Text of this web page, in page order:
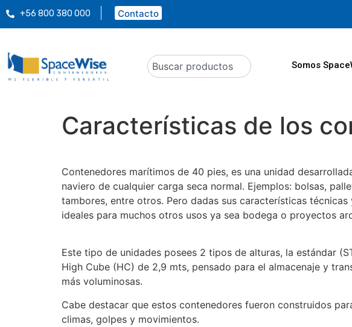
+56 800 380 000 Contacto
Somos
Características de los
Contenedores marítimos de 40 pies, es una unidad
naviero de cualquier carga seca normal. Ejemplos: bolsas,
tambores, entre otros. Pero dadas sus características
ideales para muchos otros usos ya sea bodega o proyectos
Este tipo de unidades posees 2 tipos de alturas, la estándar
High Cube (HC) de 2,9 mts, pensado para el almacenaje y
más voluminosas.
Cabe destacar que estos contenedores fueron construidos
climas, golpes y movimientos.